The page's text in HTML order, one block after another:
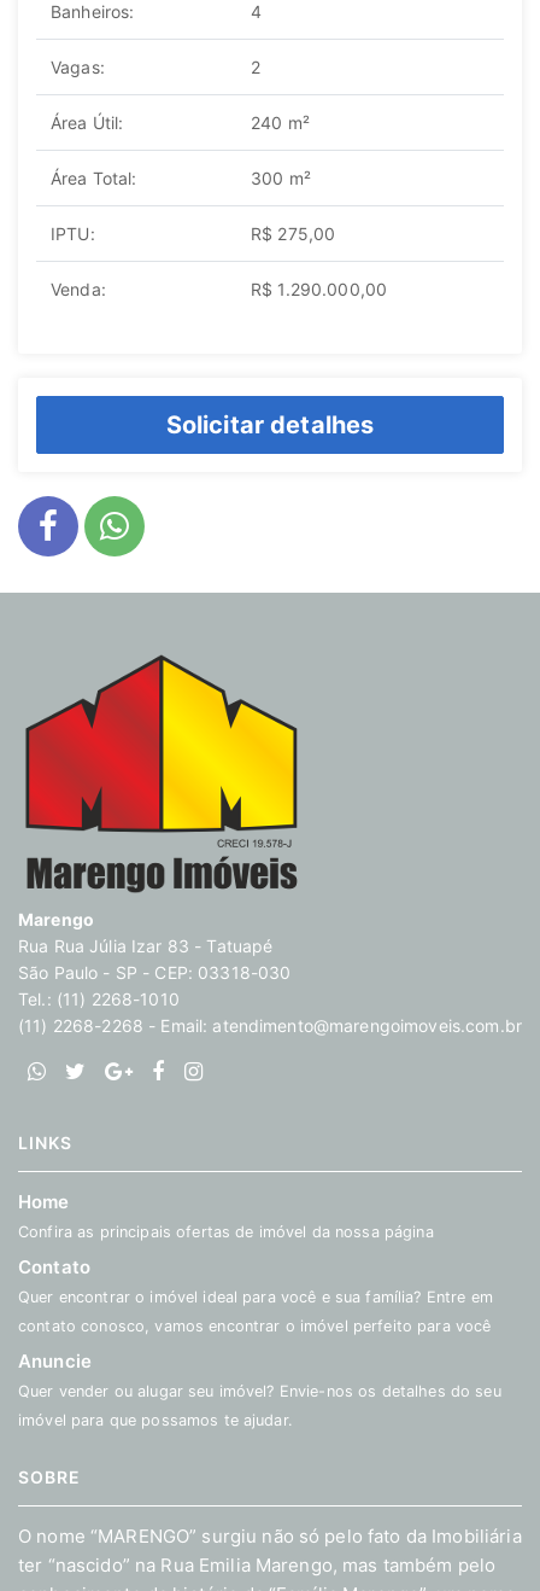
Banheiros: 4
Vagas: 2
Área Útil: 240 m²
Área Total: 300 m²
IPTU: R$ 275,00
Venda: R$ 1.290.000,00
Solicitar detalhes
Marengo
Rua Rua Júlia Izar 83 - Tatuapé
São Paulo - SP - CEP: 03318-030
Tel.: (11) 2268-1010
(11) 2268-2268 - Email: atendimento@marengoimoveis.com.br
LINKS
Home
Confira as principais ofertas de imóvel da nossa página
Contato
Quer encontrar o imóvel ideal para você e sua família? Entre em
contato conosco, vamos encontrar o imóvel perfeito para você
Anuncie
Quer vender ou alugar seu imóvel? Envie-nos os detalhes do seu
imóvel para que possamos te ajudar.
SOBRE
O nome “MARENGO” surgiu não só pelo fato da Imobiliária
ter “nascido” na Rua Emilia Marengo, mas também pelo